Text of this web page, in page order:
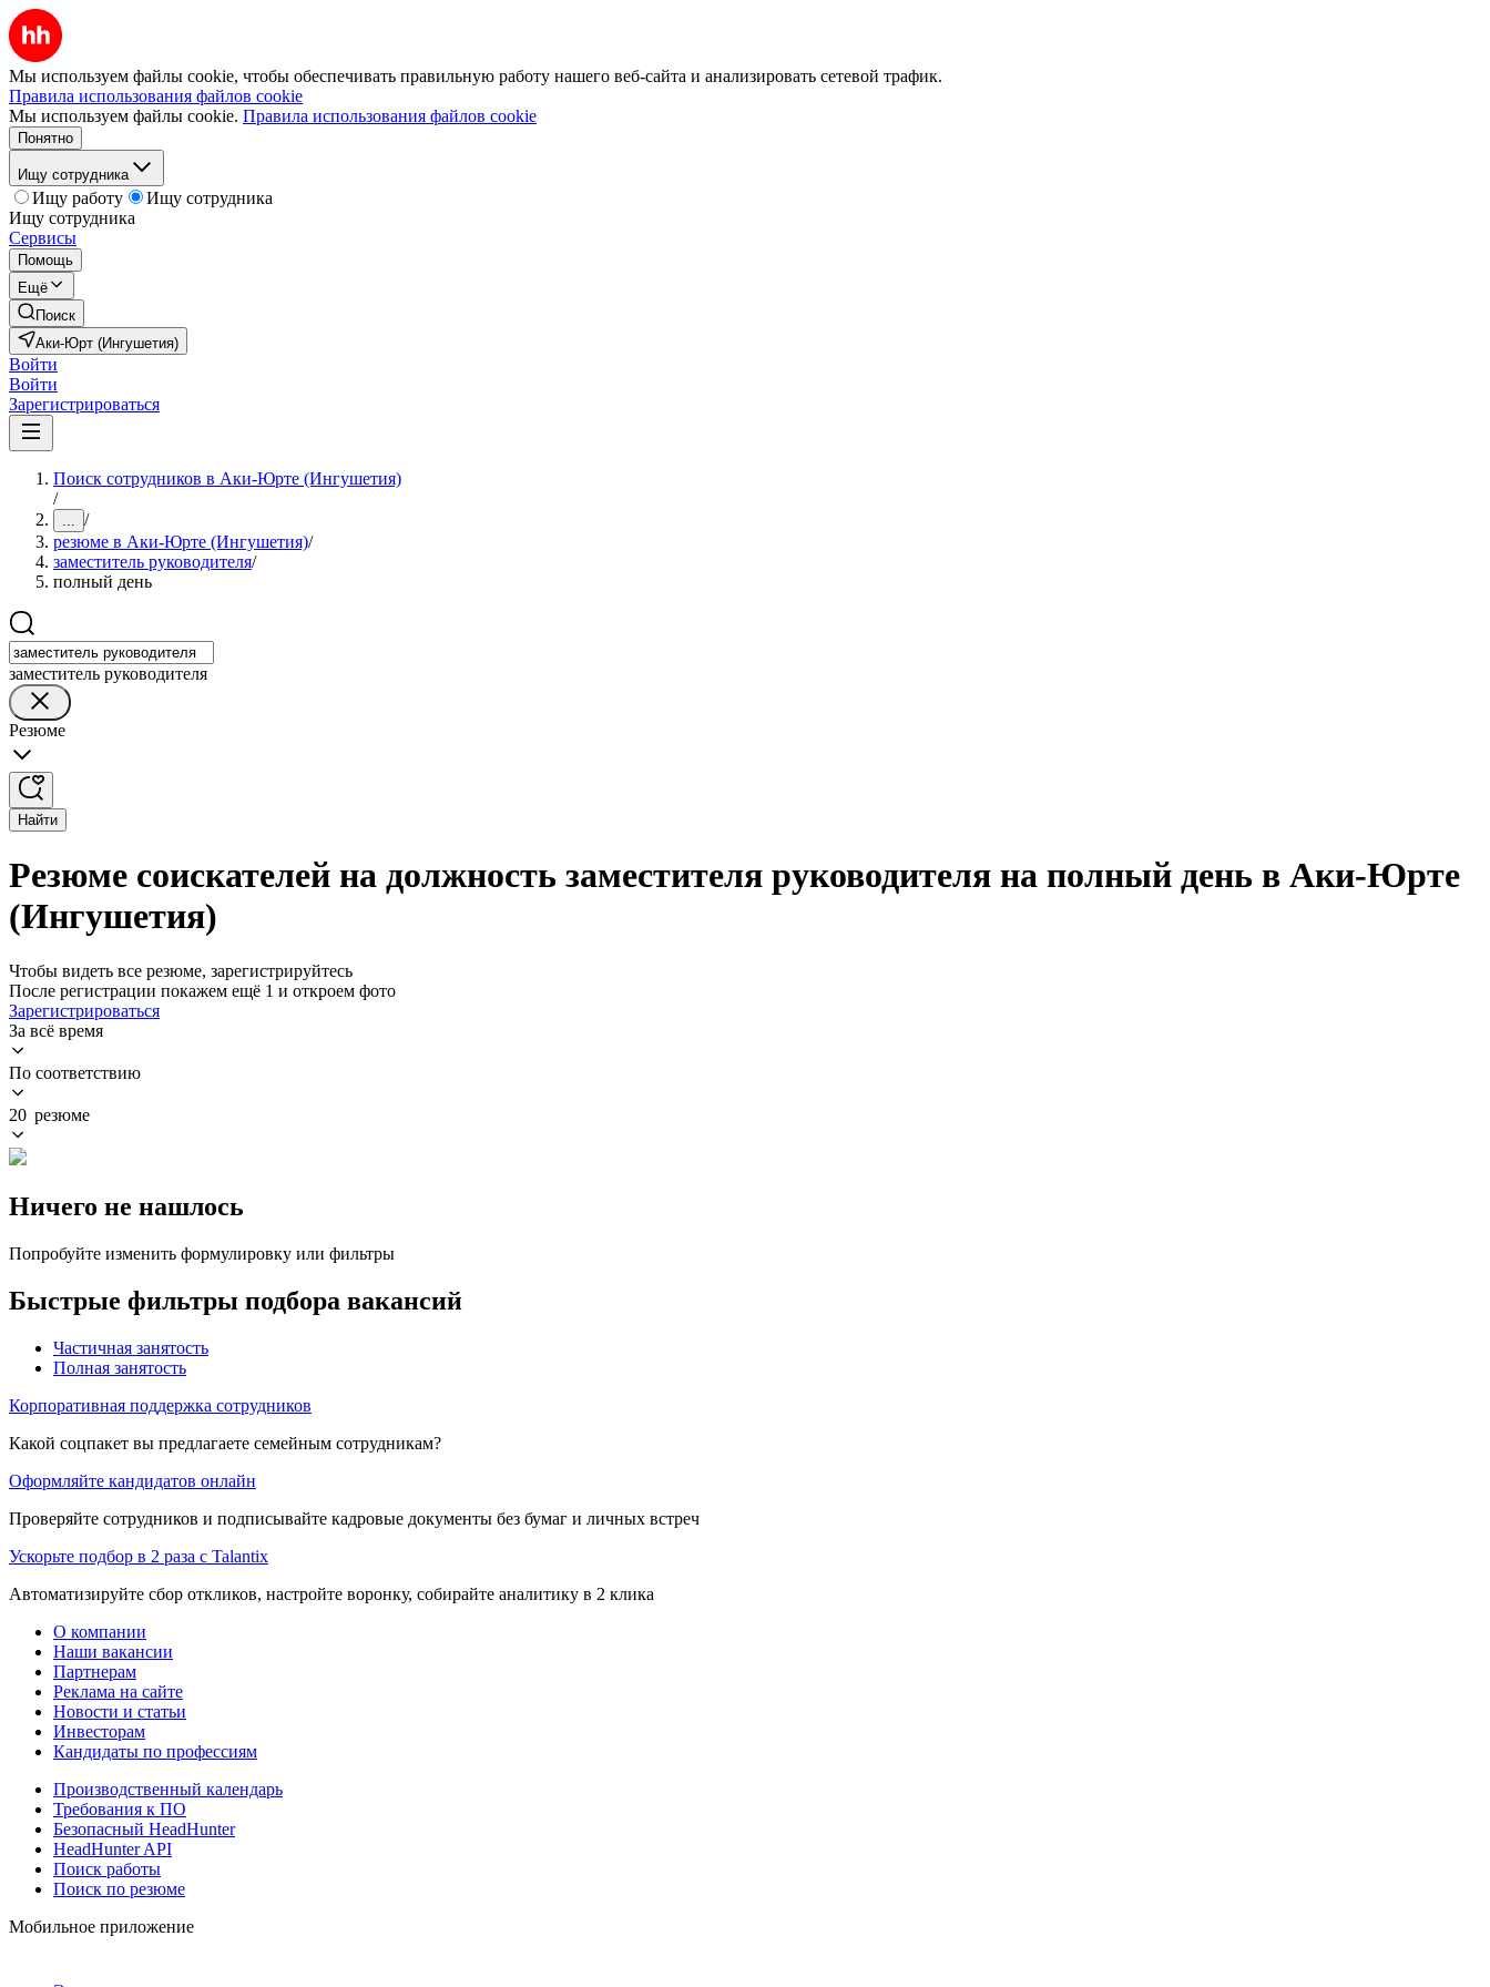
Мы используем файлы cookie, чтобы обеспечивать правильную работу нашего веб-сайта и анализировать сетевой трафик.
Правила использования файлов cookie
Мы используем файлы cookie. Правила использования файлов cookie
Понятно
Ищу сотрудника
Ищу работу
Ищу сотрудника
Ищу сотрудника
Сервисы
Помощь
Ещё
Поиск
Аки-Юрт (Ингушетия)
Войти
Войти
Зарегистрироваться
Поиск сотрудников в Аки-Юрте (Ингушетия)
/
... /
резюме в Аки-Юрте (Ингушетия)/
заместитель руководителя/
полный день
заместитель руководителя
Резюме
Найти
Резюме соискателей на должность заместителя руководителя на полный день в Аки-Юрте
(Ингушетия)
Чтобы видеть все резюме, зарегистрируйтесь
После регистрации покажем ещё 1 и откроем фото
Зарегистрироваться
За всё время
По соответствию
20 резюме
Ничего не нашлось
Попробуйте изменить формулировку или фильтры
Быстрые фильтры подбора вакансий
Частичная занятость
Полная занятость
Корпоративная поддержка сотрудников
Какой соцпакет вы предлагаете семейным сотрудникам?
Оформляйте кандидатов онлайн
Проверяйте сотрудников и подписывайте кадровые документы без бумаг и личных встреч
Ускорьте подбор в 2 раза с Talantix
Автоматизируйте сбор откликов, настройте воронку, собирайте аналитику в 2 клика
О компании
Наши вакансии
Партнерам
Реклама на сайте
Новости и статьи
Инвесторам
Кандидаты по профессиям
Производственный календарь
Требования к ПО
Безопасный HeadHunter
HeadHunter API
Поиск работы
Поиск по резюме
Мобильное приложение